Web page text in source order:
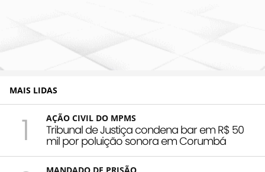
MAIS LIDAS
1 AÇÃO CIVIL DO MPMS
Tribunal de Justiça condena bar em R$ 50
mil por poluição sonora em Corumbá